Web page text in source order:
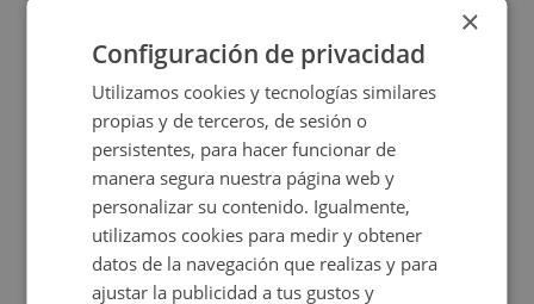
Volver a buscar
×
Configuración de privacidad
Utilizamos cookies y tecnologías similares
propias y de terceros, de sesión o
persistentes, para hacer funcionar de
manera segura nuestra página web y
personalizar su contenido. Igualmente,
utilizamos cookies para medir y obtener
datos de la navegación que realizas y para
ajustar la publicidad a tus gustos y